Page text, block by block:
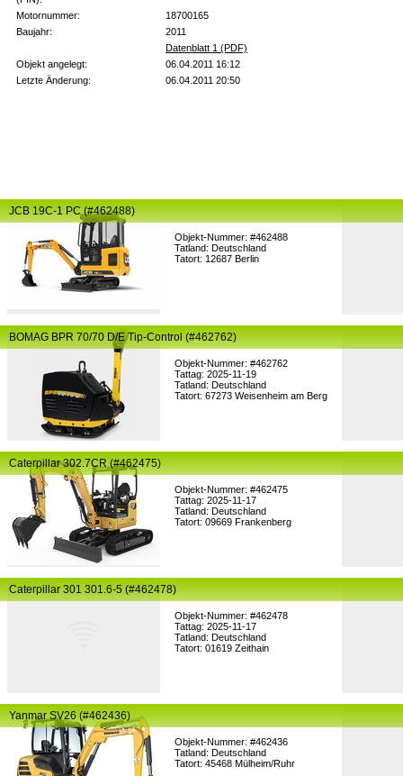
Motornummer:
18700165
Baujahr:
2011
Datenblatt 1 (PDF)
Objekt angelegt:
06.04.2011 16:12
Letzte Änderung:
06.04.2011 20:50
Objekt-Nummer: #462488
Tatland: Deutschland
Tatort: 12687 Berlin
JCB 19C-1 PC (#462488)
Objekt-Nummer: #462762
Tattag: 2025-11-19
Tatland: Deutschland
Tatort: 67273 Weisenheim am Berg
BOMAG BPR 70/70 D/E Tip-Control (#462762)
Objekt-Nummer: #462475
Tattag: 2025-11-17
Tatland: Deutschland
Tatort: 09669 Frankenberg
Caterpillar 302.7CR (#462475)
Objekt-Nummer: #462478
Tattag: 2025-11-17
Tatland: Deutschland
Tatort: 01619 Zeithain
Caterpillar 301 301.6-5 (#462478)
Objekt-Nummer: #462436
Tatland: Deutschland
Tatort: 45468 Mülheim/Ruhr
Yanmar SV26 (#462436)